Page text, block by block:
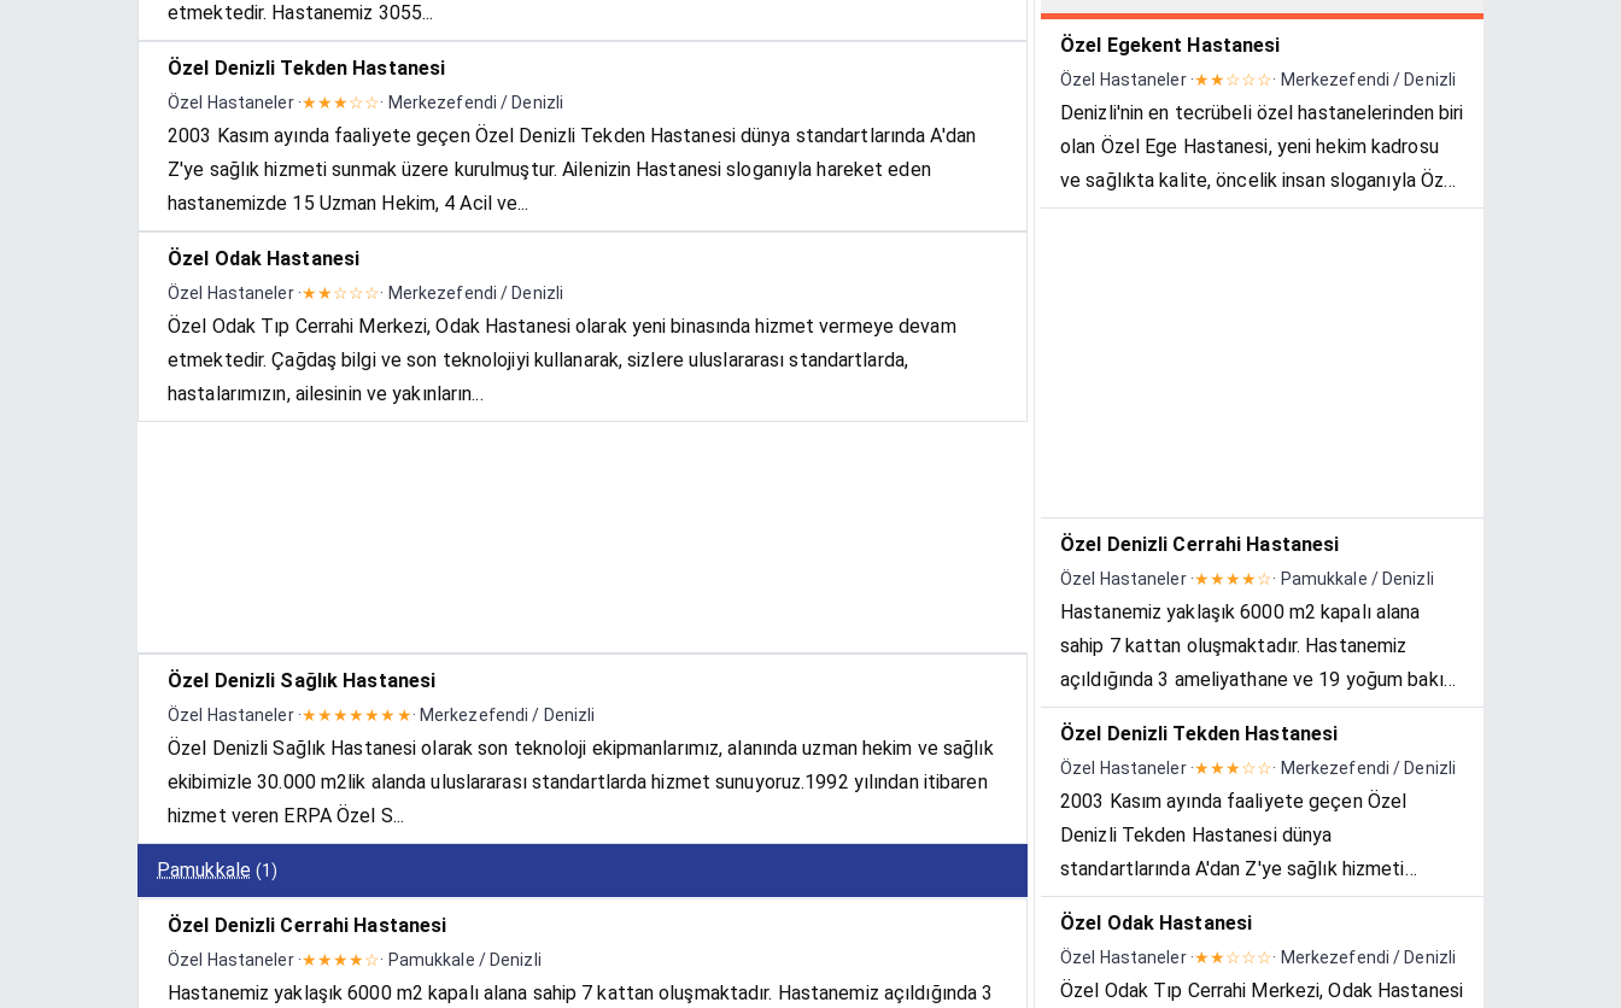
etmektedir. Hastanemiz 3055...
Özel Denizli Tekden Hastanesi
Özel Hastaneler ·★★★☆☆· Merkezefendi / Denizli
2003 Kasım ayında faaliyete geçen Özel Denizli Tekden Hastanesi dünya standartlarında A'dan
Z'ye sağlık hizmeti sunmak üzere kurulmuştur. Ailenizin Hastanesi sloganıyla hareket eden
hastanemizde 15 Uzman Hekim, 4 Acil ve...
Özel Odak Hastanesi
Özel Hastaneler ·★★☆☆☆· Merkezefendi / Denizli
Özel Odak Tıp Cerrahi Merkezi, Odak Hastanesi olarak yeni binasında hizmet vermeye devam
etmektedir. Çağdaş bilgi ve son teknolojiyi kullanarak, sizlere uluslararası standartlarda,
hastalarımızın, ailesinin ve yakınların...
Özel Denizli Sağlık Hastanesi
Özel Hastaneler ·★★★★★★★· Merkezefendi / Denizli
Özel Denizli Sağlık Hastanesi olarak son teknoloji ekipmanlarımız, alanında uzman hekim ve sağlık
ekibimizle 30.000 m2lik alanda uluslararası standartlarda hizmet sunuyoruz.1992 yılından itibaren
hizmet veren ERPA Özel S...
Pamukkale (1)
Özel Denizli Cerrahi Hastanesi
Özel Hastaneler ·★★★★☆· Pamukkale / Denizli
Hastanemiz yaklaşık 6000 m2 kapalı alana sahip 7 kattan oluşmaktadır. Hastanemiz açıldığında 3
Özel Egekent Hastanesi
Özel Hastaneler ·★★☆☆☆· Merkezefendi / Denizli
Denizli'nin en tecrübeli özel hastanelerinden biri
olan Özel Ege Hastanesi, yeni hekim kadrosu
ve sağlıkta kalite, öncelik insan sloganıyla Özel
Ege Kent Hastanesi olarak hizmet vermeye
Özel Denizli Cerrahi Hastanesi
Özel Hastaneler ·★★★★☆· Pamukkale / Denizli
Hastanemiz yaklaşık 6000 m2 kapalı alana
sahip 7 kattan oluşmaktadır. Hastanemiz
açıldığında 3 ameliyathane ve 19 yoğum bakım
yatağı, 51 yatak, acil servis, 7 poliklinik (Kalp
damar cerrahi, Kardiyoloji, Kulak Burun Boğa...
Özel Denizli Tekden Hastanesi
Özel Hastaneler ·★★★☆☆· Merkezefendi / Denizli
2003 Kasım ayında faaliyete geçen Özel
Denizli Tekden Hastanesi dünya
standartlarında A'dan Z'ye sağlık hizmeti
sunmak üzere kurulmuştur. Ailenizin Hastanesi
sloganıyla hareket eden hastanemizde 15
Uzman Hekim, 4 Acil ve...
Özel Odak Hastanesi
Özel Hastaneler ·★★☆☆☆· Merkezefendi / Denizli
Özel Odak Tıp Cerrahi Merkezi, Odak Hastanesi